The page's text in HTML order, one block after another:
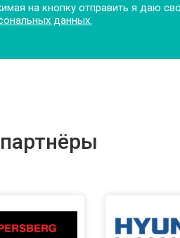
на кнопку отправить я даю
данных.